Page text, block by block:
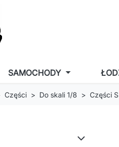
SAMOCHODY
Części Do skali 1/8 Części